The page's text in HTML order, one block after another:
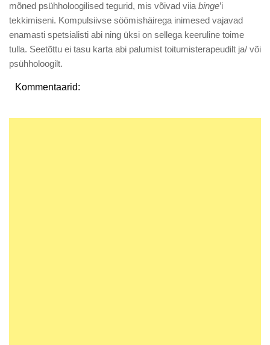
mõned psühholoogilised tegurid, mis võivad viia binge’i
tekkimiseni. Kompulsiivse söömishäirega inimesed vajavad
enamasti spetsialisti abi ning üksi on sellega keeruline toime
tulla. Seetõttu ei tasu karta abi palumist toitumisterapeudilt ja/ või
psühholoogilt.
Kommentaarid: